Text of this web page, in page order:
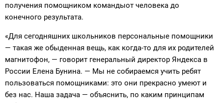
получения помощником командыот человека до
конечного результата.
«Для сегодняшних школьников персональные помощники
— такая же обыденная вещь, как когда-то для их родителей
магнитофон, — говорит генеральный директор Яндекса в
России Елена Бунина. — Мы не собираемся учить ребят
пользоваться помощниками: это они прекрасно умеют и
без нас. Наша задача — объяснить, по каким принципам